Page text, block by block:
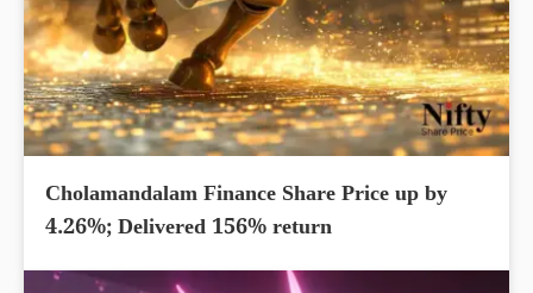
Cholamandalam Finance Share Price up by
4.26%; Delivered 156% return